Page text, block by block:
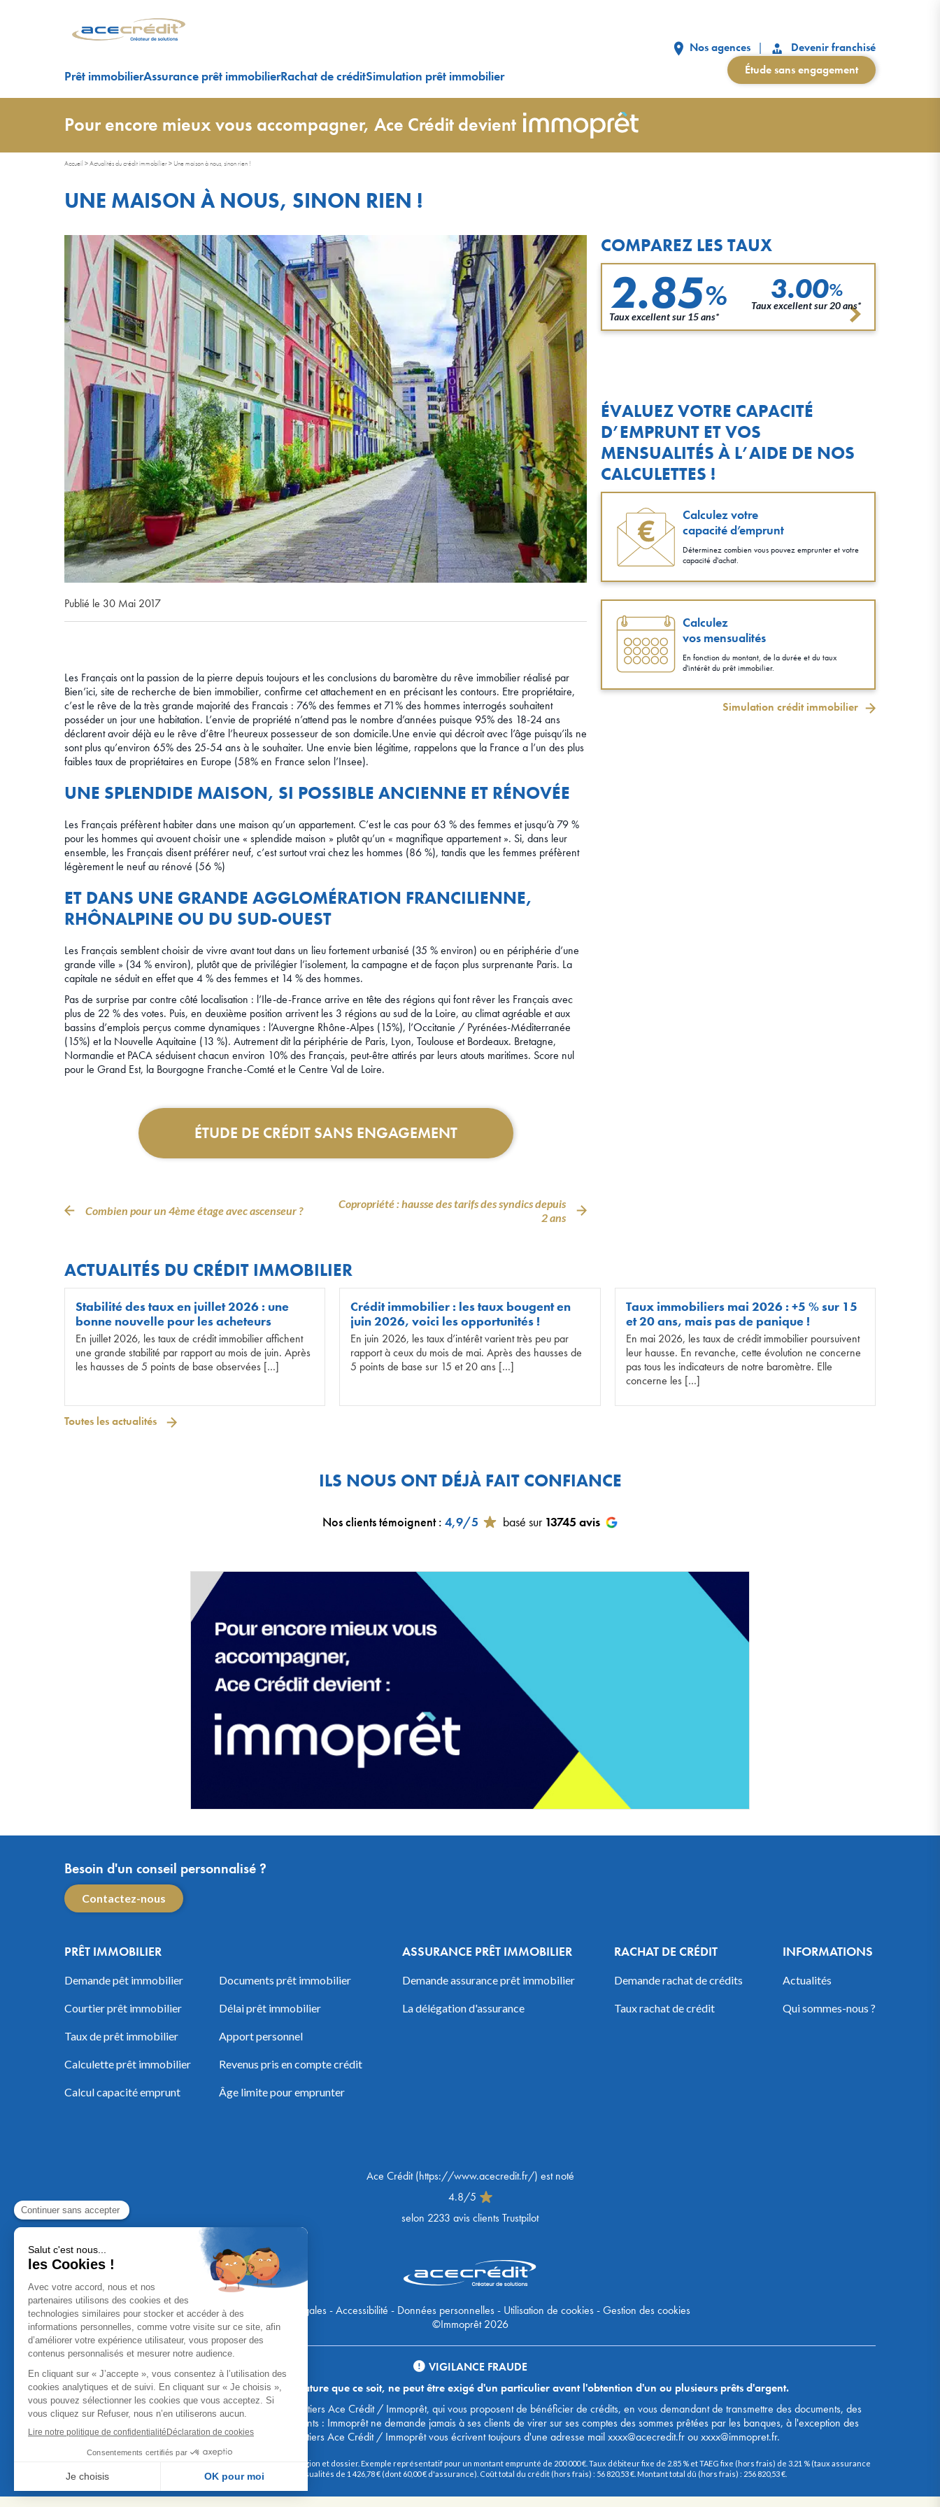
Prêt immobilierAssurance prêt immobilierRachat de créditSimulation prêt immobilier
Nos agences
Devenir franchisé
Étude sans engagement
Pour encore mieux vous accompagner, Ace Crédit devient
Accueil >Actualités du crédit immobilier> Une maison à nous, sinon rien !
UNE MAISON À NOUS, SINON RIEN !
Publié le 30 Mai 2017
Les Français ont la passion de la pierre depuis toujours et les conclusions du baromètre du rêve immobilier réalisé par
Bien’ici, site de recherche de bien immobilier, confirme cet attachement en en précisant les contours. Etre propriétaire,
c’est le rêve de la très grande majorité des Francais : 76% des femmes et 71% des hommes interrogés souhaitent
posséder un jour une habitation. L’envie de propriété n’attend pas le nombre d’années puisque 95% des 18-24 ans
déclarent avoir déjà eu le rêve d’être l’heureux possesseur de son domicile.Une envie qui décroit avec l’âge puisqu’ils ne
sont plus qu’environ 65% des 25-54 ans à le souhaiter. Une envie bien légitime, rappelons que la France a l’un des plus
faibles taux de propriétaires en Europe (58% en France selon l’Insee).
UNE SPLENDIDE MAISON, SI POSSIBLE ANCIENNE ET RÉNOVÉE
Les Français préfèrent habiter dans une maison qu’un appartement. C’est le cas pour 63 % des femmes et jusqu’à 79 %
pour les hommes qui avouent choisir une « splendide maison » plutôt qu’un « magnifique appartement ». Si, dans leur
ensemble, les Français disent préférer neuf, c’est surtout vrai chez les hommes (86 %), tandis que les femmes préfèrent
légèrement le neuf au rénové (56 %)
ET DANS UNE GRANDE AGGLOMÉRATION FRANCILIENNE,
RHÔNALPINE OU DU SUD-OUEST
Les Français semblent choisir de vivre avant tout dans un lieu fortement urbanisé (35 % environ) ou en périphérie d’une
grande ville » (34 % environ), plutôt que de privilégier l’isolement, la campagne et de façon plus surprenante Paris. La
capitale ne séduit en effet que 4 % des femmes et 14 % des hommes.
Pas de surprise par contre côté localisation : l’Ile-de-France arrive en tête des régions qui font rêver les Français avec
plus de 22 % des votes. Puis, en deuxième position arrivent les 3 régions au sud de la Loire, au climat agréable et aux
bassins d’emplois perçus comme dynamiques : l’Auvergne Rhône-Alpes (15%), l’Occitanie / Pyrénées-Méditerranée
(15%) et la Nouvelle Aquitaine (13 %). Autrement dit la périphérie de Paris, Lyon, Toulouse et Bordeaux. Bretagne,
Normandie et PACA séduisent chacun environ 10% des Français, peut-être attirés par leurs atouts maritimes. Score nul
pour le Grand Est, la Bourgogne Franche-Comté et le Centre Val de Loire.
ÉTUDE DE CRÉDIT SANS ENGAGEMENT
Combien pour un 4ème étage avec ascenseur ?
Copropriété : hausse des tarifs des syndics depuis
2 ans
COMPAREZ LES TAUX
2.85%
Taux excellent sur 15 ans*
3.00%
Taux excellent sur 20 ans*
ÉVALUEZ VOTRE CAPACITÉ
D’EMPRUNT ET VOS
MENSUALITÉS À L’AIDE DE NOS
CALCULETTES !
Calculez votre
capacité d’emprunt
Déterminez combien vous pouvez emprunter et votre
capacité d'achat.
Calculez
vos mensualités
En fonction du montant, de la durée et du taux
d'intérêt du prêt immobilier.
Simulation crédit immobilier
ACTUALITÉS DU CRÉDIT IMMOBILIER
Stabilité des taux en juillet 2026 : une
bonne nouvelle pour les acheteurs
En juillet 2026, les taux de crédit immobilier affichent
une grande stabilité par rapport au mois de juin. Après
les hausses de 5 points de base observées […]
Crédit immobilier : les taux bougent en
juin 2026, voici les opportunités !
En juin 2026, les taux d’intérêt varient très peu par
rapport à ceux du mois de mai. Après des hausses de
5 points de base sur 15 et 20 ans […]
Taux immobiliers mai 2026 : +5 % sur 15
et 20 ans, mais pas de panique !
En mai 2026, les taux de crédit immobilier poursuivent
leur hausse. En revanche, cette évolution ne concerne
pas tous les indicateurs de notre baromètre. Elle
concerne les […]
Toutes les actualités
ILS NOUS ONT DÉJÀ FAIT CONFIANCE
Nos clients témoignent: 4,9/5 basé sur 13745 avis
Besoin d'un conseil personnalisé ?
Contactez-nous
PRÊT IMMOBILIER
Demande pêt immobilier
Courtier prêt immobilier
Taux de prêt immobilier
Calculette prêt immobilier
Calcul capacité emprunt
Documents prêt immobilier
Délai prêt immobilier
Apport personnel
Revenus pris en compte crédit
Âge limite pour emprunter
ASSURANCE PRÊT IMMOBILIER
Demande assurance prêt immobilier
La délégation d'assurance
RACHAT DE CRÉDIT
Demande rachat de crédits
Taux rachat de crédit
INFORMATIONS
Actualités
Qui sommes-nous ?
Ace Crédit(https://www.acecredit.fr/) est noté
4.8/5
selon 2233 avis clients Trustpilot
Mentions Légales-Accessibilité - Données personnelles- Utilisation de cookies-Gestion des cookies
©Immoprêt 2026
VIGILANCE FRAUDE
Aucun versement, de quelque nature que ce soit, ne peut être exigé d'un particulier avant l'obtention d'un ou plusieurs prêts d'argent.
Attention, vous pouvez être sollicités par de faux courtiers Ace Crédit / Immoprêt, qui vous proposent de bénéficier de crédits, en vous demandant de transmettre des documents, des
fonds, des coordonnées bancaires, etc. Soyez vigilants : Immoprêt ne demande jamais à ses clients de virer sur ses comptes des sommes prêtées par les banques, à l'exception des
honoraires des agences. Les courtiers Ace Crédit / Immoprêt vous écrivent toujours d'une adresse mail xxxx@acecredit.fr ou xxxx@immopret.fr.
* Taux fixe national hors assurance, pouvant varier selon votre région et dossier. Exemple représentatif pour un montant emprunté de 200 000 €. Taux débiteur fixe de 2.85 % et TAEG fixe (hors frais) de 3.21 % (taux assurance
emprunteur de 0,36%) sur 15 ans. 180 mensualités de 1 426,78 € (dont 60,00 € d'assurance). Coût total du crédit (hors frais) : 56 820,53 €. Montant total dû (hors frais) : 256 820,53 €.